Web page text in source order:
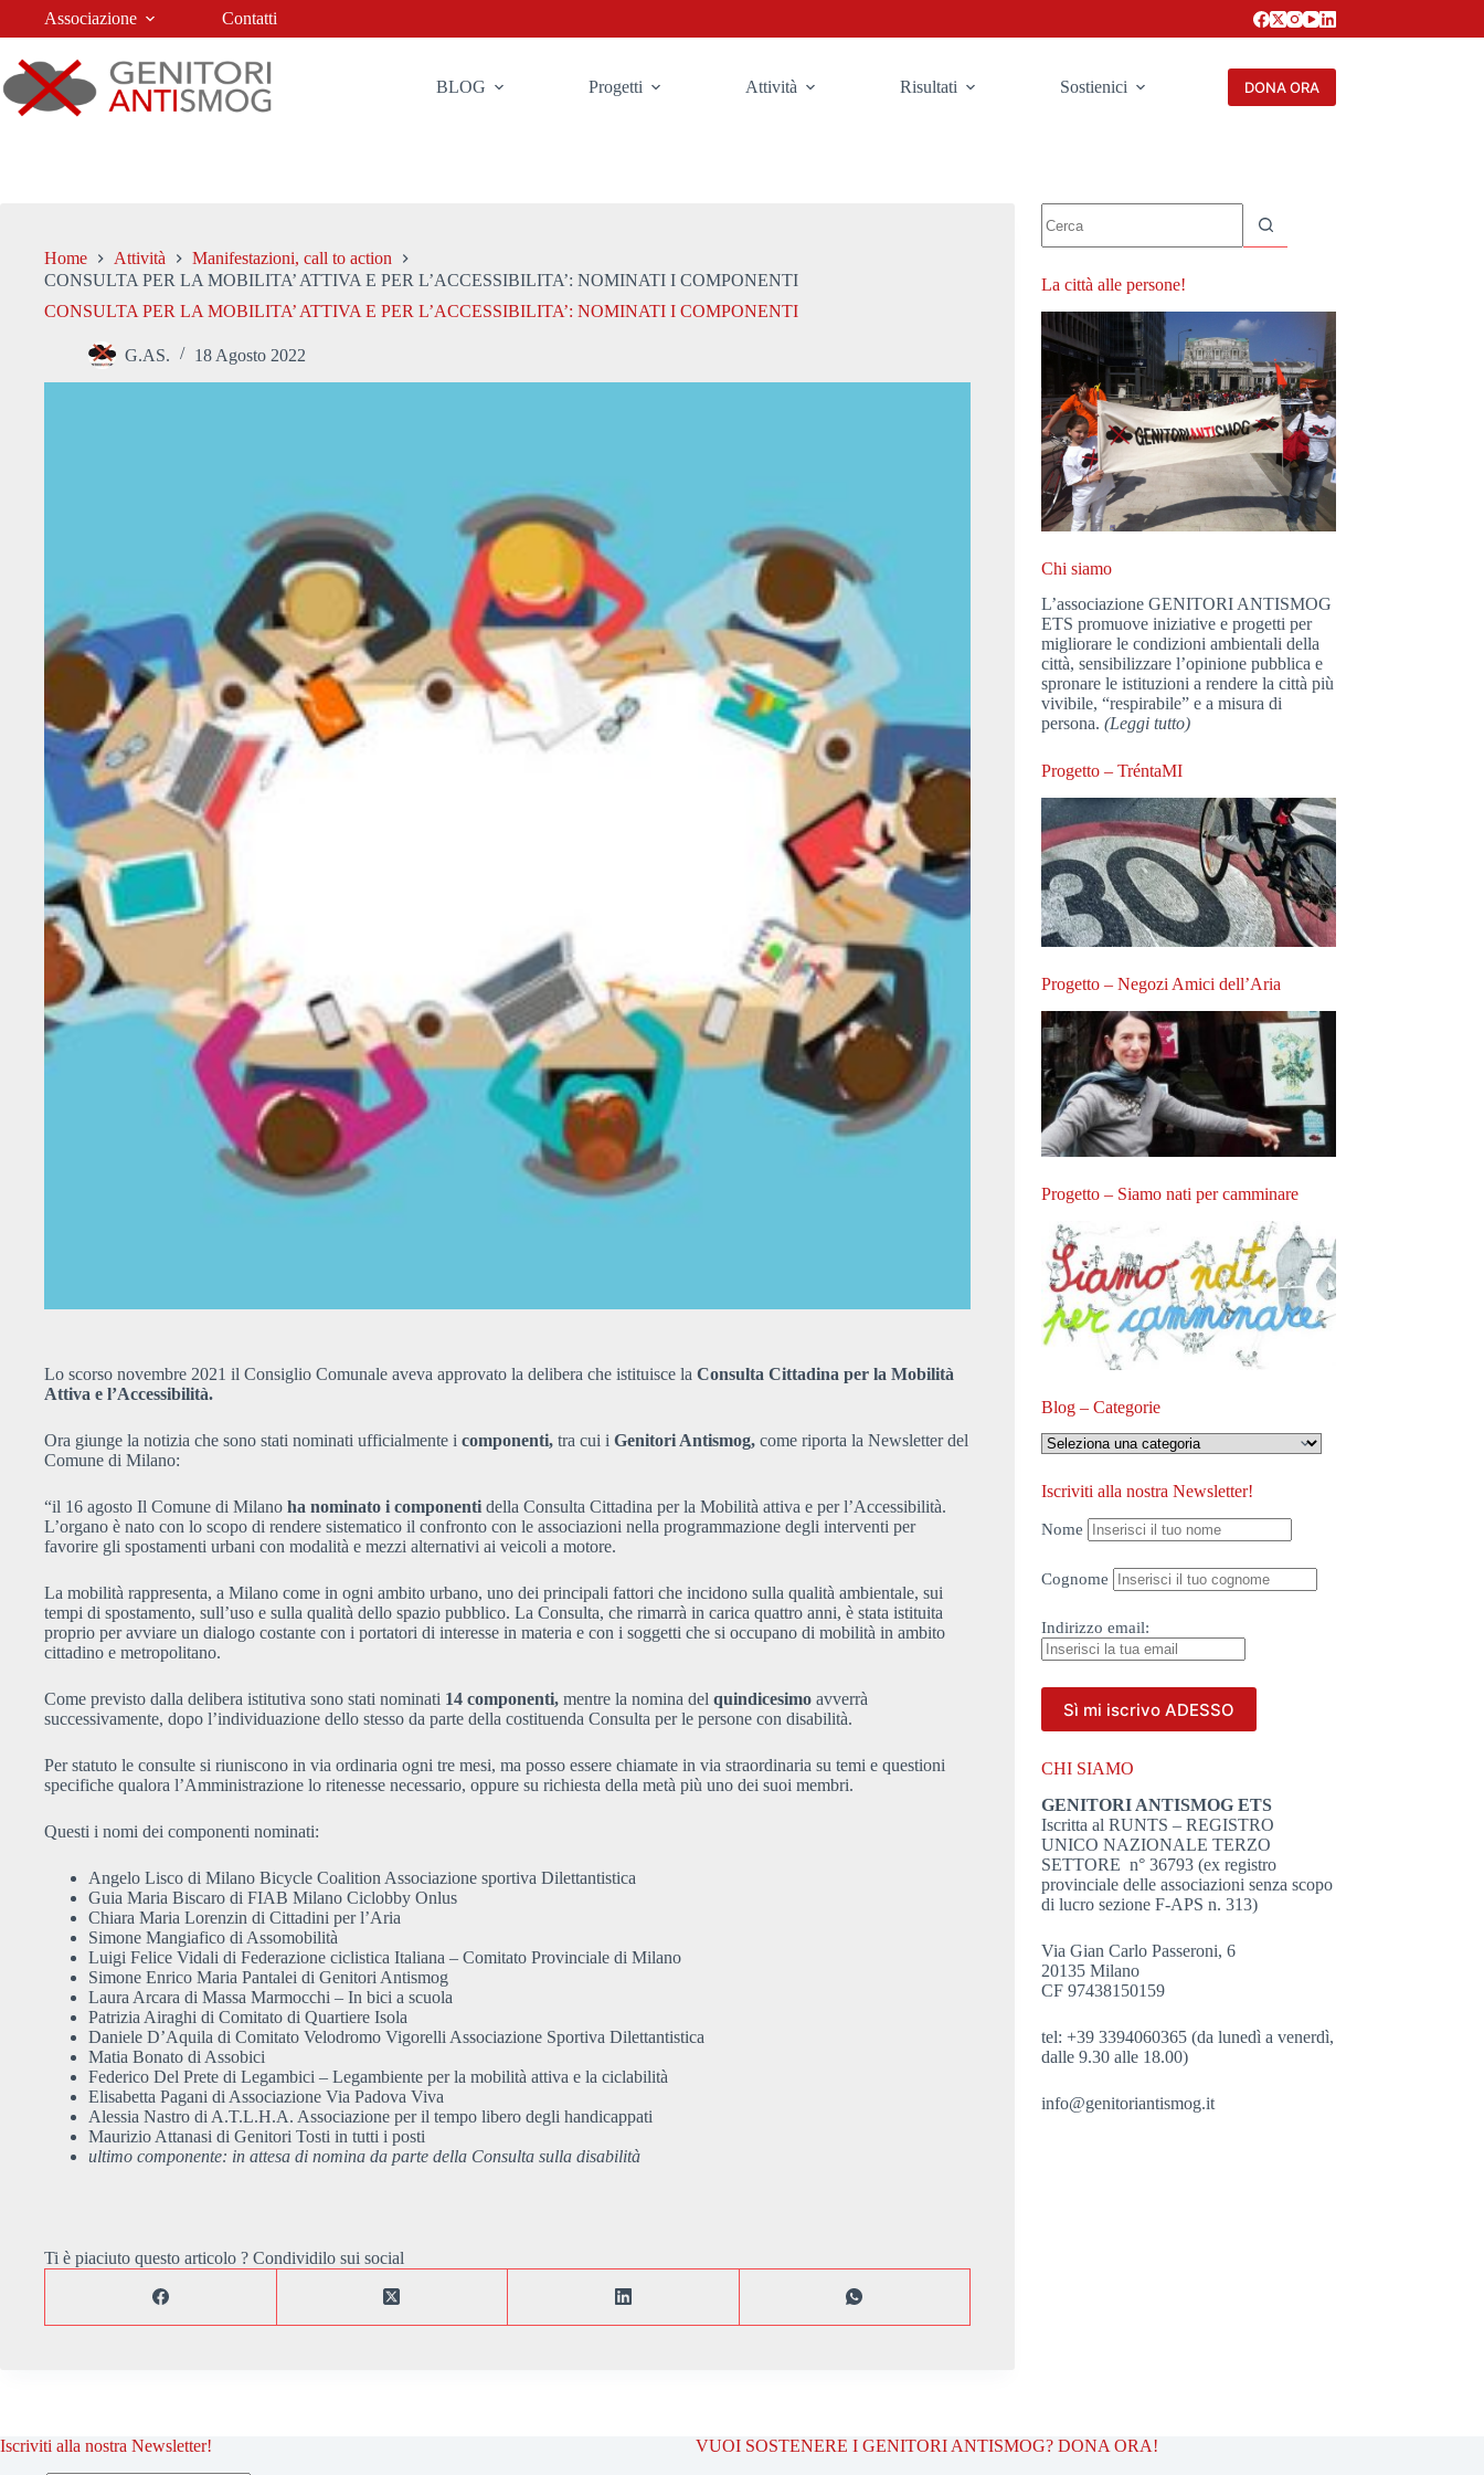
Associazione Contatti
BLOG Progetti Attività Risultati Sostienici DONA ORA
Home Attività
Manifestazioni, call to action
CONSULTA PER LA MOBILITA’ ATTIVA E PER L’ACCESSIBILITA’: NOMINATI I COMPONENTI
CONSULTA PER LA MOBILITA’ ATTIVA E PER L’ACCESSIBILITA’: NOMINATI I COMPONENTI
G.AS. 18 Agosto 2022
Lo scorso novembre 2021 il Consiglio Comunale aveva approvato la delibera che istituisce la Consulta Cittadina per la Mobilità
Attiva e l’Accessibilità.
Ora giunge la notizia che sono stati nominati ufficialmente i componenti, tra cui i Genitori Antismog, come riporta la Newsletter del
Comune di Milano:
“il 16 agosto Il Comune di Milano ha nominato i componenti della Consulta Cittadina per la Mobilità attiva e per l’Accessibilità.
L’organo è nato con lo scopo di rendere sistematico il confronto con le associazioni nella programmazione degli interventi per
favorire gli spostamenti urbani con modalità e mezzi alternativi ai veicoli a motore.
La mobilità rappresenta, a Milano come in ogni ambito urbano, uno dei principali fattori che incidono sulla qualità ambientale, sui
tempi di spostamento, sull’uso e sulla qualità dello spazio pubblico. La Consulta, che rimarrà in carica quattro anni, è stata istituita
proprio per avviare un dialogo costante con i portatori di interesse in materia e con i soggetti che si occupano di mobilità in ambito
cittadino e metropolitano.
Come previsto dalla delibera istitutiva sono stati nominati 14 componenti, mentre la nomina del quindicesimo avverrà
successivamente, dopo l’individuazione dello stesso da parte della costituenda Consulta per le persone con disabilità.
Per statuto le consulte si riuniscono in via ordinaria ogni tre mesi, ma posso essere chiamate in via straordinaria su temi e questioni
specifiche qualora l’Amministrazione lo ritenesse necessario, oppure su richiesta della metà più uno dei suoi membri.
Questi i nomi dei componenti nominati:
Angelo Lisco di Milano Bicycle Coalition Associazione sportiva Dilettantistica
Guia Maria Biscaro di FIAB Milano Ciclobby Onlus
Chiara Maria Lorenzin di Cittadini per l’Aria
Simone Mangiafico di Assomobilità
Luigi Felice Vidali di Federazione ciclistica Italiana – Comitato Provinciale di Milano
Simone Enrico Maria Pantalei di Genitori Antismog
Laura Arcara di Massa Marmocchi – In bici a scuola
Patrizia Airaghi di Comitato di Quartiere Isola
Daniele D’Aquila di Comitato Velodromo Vigorelli Associazione Sportiva Dilettantistica
Matia Bonato di Assobici
Federico Del Prete di Legambici – Legambiente per la mobilità attiva e la ciclabilità
Elisabetta Pagani di Associazione Via Padova Viva
Alessia Nastro di A.T.L.H.A. Associazione per il tempo libero degli handicappati
Maurizio Attanasi di Genitori Tosti in tutti i posti
ultimo componente: in attesa di nomina da parte della Consulta sulla disabilità
Ti è piaciuto questo articolo ? Condividilo sui social
risultato
La città alle persone!
Chi siamo
L’associazione GENITORI ANTISMOG
ETS promuove iniziative e progetti per
migliorare le condizioni ambientali della
città, sensibilizzare l’opinione pubblica e
spronare le istituzioni a rendere la città più
vivibile, “respirabile” e a misura di
persona.(Leggi tutto)
Progetto – TréntaMI
Progetto – Negozi Amici dell’Aria
Progetto – Siamo nati per camminare
Blog – Categorie
Blog
–
Iscriviti alla nostra Newsletter!
Nome
Cognome
Indirizzo email:
CHI SIAMO
GENITORI ANTISMOG ETS
Iscritta al RUNTS – REGISTRO
UNICO NAZIONALE TERZO
SETTORE n° 36793 (ex registro
provinciale delle associazioni senza scopo
di lucro sezione F-APS n. 313)
Via Gian Carlo Passeroni, 6
20135 Milano
CF 97438150159
tel: +39 3394060365 (da lunedì a venerdì,
dalle 9.30 alle 18.00)
info@genitoriantismog.it
Iscriviti alla nostra Newsletter!
VUOI SOSTENERE I GENITORI ANTISMOG? DONA ORA!